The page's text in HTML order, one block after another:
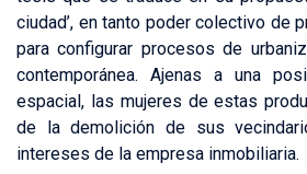
ciudad’, en tanto poder colectivo de
para configurar procesos de
contemporánea. Ajenas a una
espacial, las mujeres de estas
de la demolición de sus
intereses de la empresa inmobiliaria.